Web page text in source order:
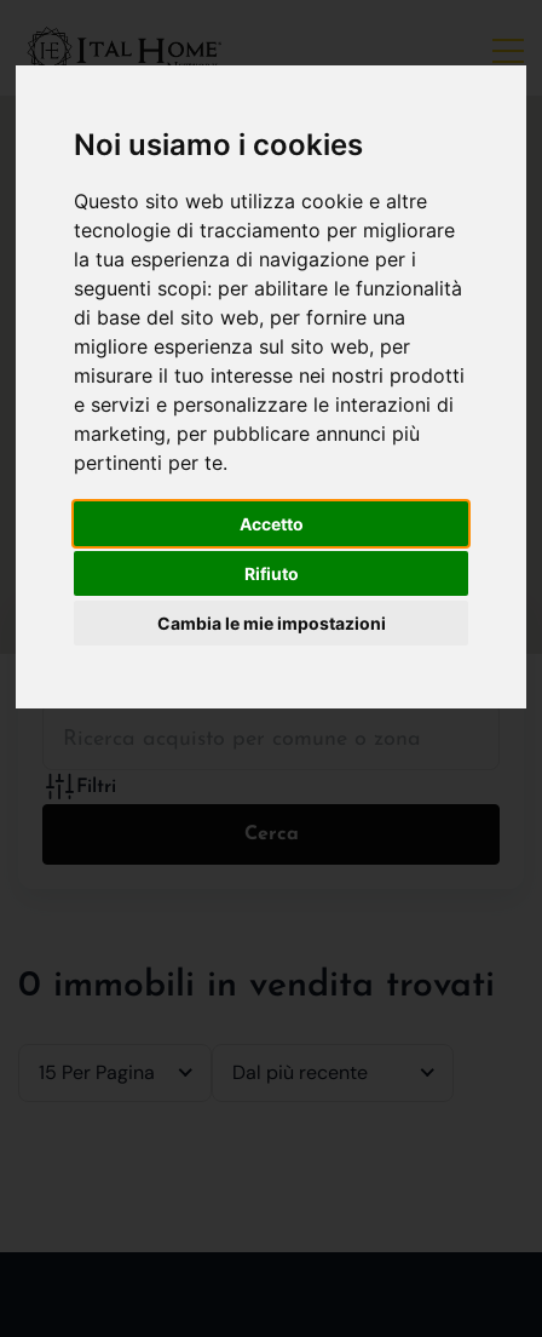
Noi usiamo i cookies
Questo sito web utilizza cookie e altre
tecnologie di tracciamento per migliorare
la tua esperienza di navigazione per i
seguenti scopi: per abilitare le funzionalità
di base del sito web, per fornire una
migliore esperienza sul sito web, per
misurare il tuo interesse nei nostri prodotti
e servizi e personalizzare le interazioni di
marketing, per pubblicare annunci più
pertinenti per te.
Accetto
Rifiuto
Cambia le mie impostazioni
Filtri
Cerca
0 immobili in vendita trovati
15 Per Pagina Dal più recente